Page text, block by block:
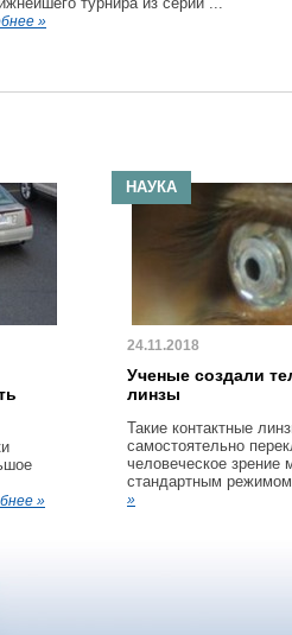
»
»
НАУКА
24.11.2018
Ученые создали
линзы
Такие контактные
самостоятельно
человеческое зрение
стандартным
»